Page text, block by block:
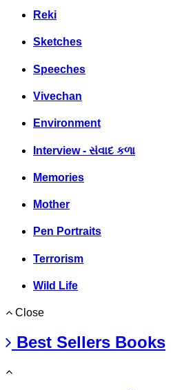
Reki
Sketches
Speeches
Vivechan
Environment
Interview - સંવાદ કળા
Memories
Mother
Pen Portraits
Terrorism
Wild Life
Close
Best Sellers Books